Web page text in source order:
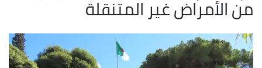
من الأمراض غير المتنقلة